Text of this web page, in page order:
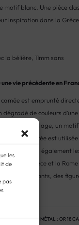
les
de
pas
motif blanc. Une pièce
inspiration dans la
la bélière, 11mm sans
vie précédente en
est emprunté
dégradé de couleurs
ou sur coquillage, un
partie colorée est
camées mais également
à la Grèce et la
des dirigeants, des
MÉTAL : OR 18